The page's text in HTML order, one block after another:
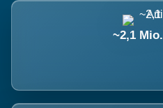
~2,1 Mio.